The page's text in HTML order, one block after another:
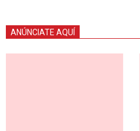
ANÚNCIATE AQUÍ